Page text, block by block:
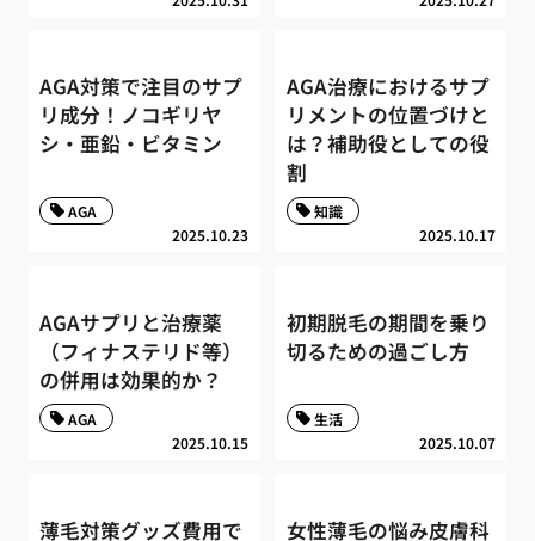
AGA対策で注目のサプ
リ成分！ノコギリヤ
シ・亜鉛・ビタミン
2025.10.23
AGA
AGA治療におけるサプ
リメントの位置づけと
は？補助役としての役
割
2025.10.17
知識
AGAサプリと治療薬
（フィナステリド等）
の併用は効果的か？
2025.10.15
AGA
初期脱毛の期間を乗り
切るための過ごし方
2025.10.07
生活
薄毛対策グッズ費用で
女性薄毛の悩み皮膚科